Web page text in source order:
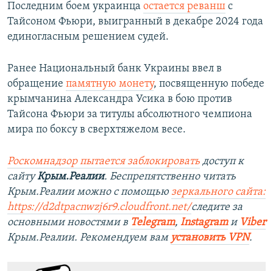
Последним боем украинца остается реванш с
Тайсоном Фьюри, выигранный в декабре 2024 года
единогласным решением судей.
Ранее Национальный банк Украины ввел в
обращение памятную монету, посвященную победе
крымчанина Александра Усика в бою против
Тайсона Фьюри за титулы абсолютного чемпиона
мира по боксу в сверхтяжелом весе.
Роскомнадзор пытается заблокировать доступ к
сайтуКрым.Реалии. Беспрепятственно читать
Крым.Реалии можно с помощью зеркального сайта:
https://d2dtpacnwzj6r9.cloudfront.net/следите за
основными новостями в Telegram, Instagramи Viber
Крым.Реалии. Рекомендуем вам установить VPN.